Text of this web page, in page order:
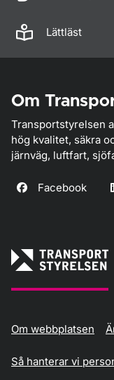
Lättläst
Om
Transportstyrelsen
hög kvalitet, säkra
järnväg, luftfart,
Facebook
Om webbplatsen
Så hanterar vi